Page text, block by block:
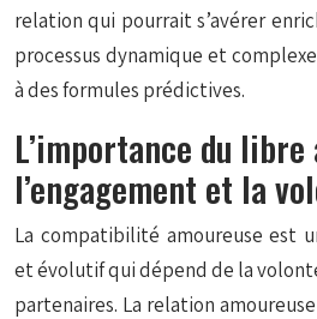
relation qui pourrait s’avérer
processus dynamique et
à des formules prédictives.
L’importance du
l’engagement et la
La compatibilité amoureuse est
et évolutif qui dépend de la
partenaires. La relation